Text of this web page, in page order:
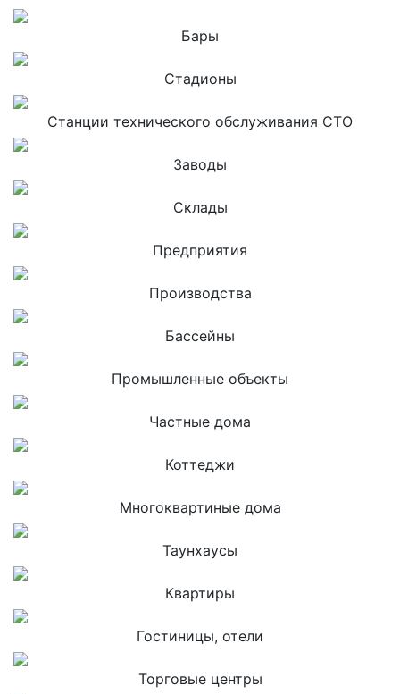
Бары
Стадионы
Станции технического обслуживания СТО
Заводы
Склады
Предприятия
Производства
Бассейны
Промышленные объекты
Частные дома
Коттеджи
Многоквартиные дома
Таунхаусы
Квартиры
Гостиницы, отели
Торговые центры